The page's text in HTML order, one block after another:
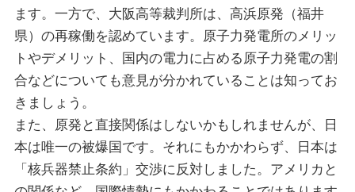
ます。一方で、大阪高等裁判所は、高浜原発（福井
県）の再稼働を認めています。原子力発電所のメリッ
トやデメリット、国内の電力に占める原子力発電の割
合などについても意見が分かれていることは知ってお
きましょう。
また、原発と直接関係はしないかもしれませんが、日
本は唯一の被爆国です。それにもかかわらず、日本は
「核兵器禁止条約」交渉に反対しました。アメリカと